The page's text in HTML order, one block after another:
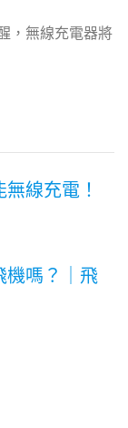
，無線充電器將
線充電！
機嗎？｜飛